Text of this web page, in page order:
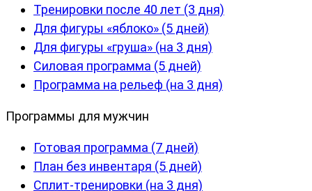
Тренировки после 40 лет (3 дня)
Для фигуры «яблоко» (5 дней)
Для фигуры «груша» (на 3 дня)
Силовая программа (5 дней)
Программа на рельеф (на 3 дня)
Программы для мужчин
Готовая программа (7 дней)
План без инвентаря (5 дней)
Сплит-тренировки (на 3 дня)